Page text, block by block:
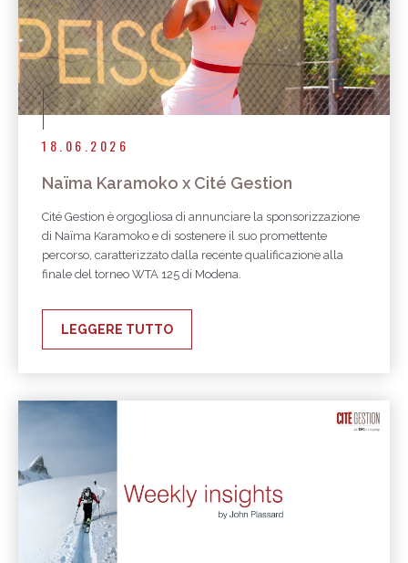
18.06.2026
Naïma Karamoko x Cité Gestion
Cité Gestion è orgogliosa di annunciare la sponsorizzazione
di Naïma Karamoko e di sostenere il suo promettente
percorso, caratterizzato dalla recente qualificazione alla
finale del torneo WTA 125 di Modena.
LEGGERE TUTTO